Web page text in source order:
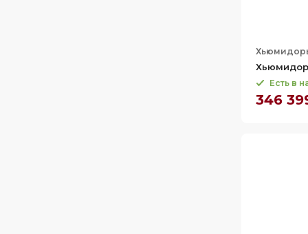
Хьюмидор
Есть в
346